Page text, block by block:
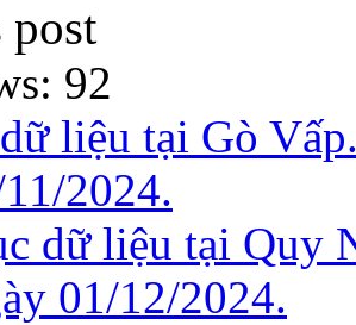
post
92
liệu tại Gò
2024.
dữ liệu tại Quy
01/12/2024.